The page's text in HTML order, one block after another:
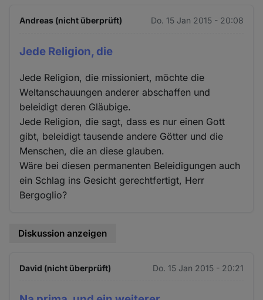
Andreas (nicht überprüft) Do. 15 Jan 2015 - 20:08
Jede Religion, die
Jede Religion, die missioniert, möchte die
Weltanschauungen anderer abschaffen und
beleidigt deren Gläubige.
Jede Religion, die sagt, dass es nur einen Gott
gibt, beleidigt tausende andere Götter und die
Menschen, die an diese glauben.
Wäre bei diesen permanenten Beleidigungen auch
ein Schlag ins Gesicht gerechtfertigt, Herr
Bergoglio?
Diskussion anzeigen
David (nicht überprüft) Do. 15 Jan 2015 - 20:21